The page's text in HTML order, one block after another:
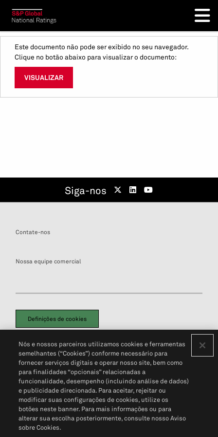
Este documento não pode ser exibido no seu navegador.
Clique no botão abaixo para visualizar o documento:
VISUALIZAR
Siga-nos
Contate-nos
Nossa equipe comercial
Definições de cookies
Política de PrivacidadePortal de privacidade do cliente (em inglês)
Não Venda Minhas Informações Pessoais© 2026 S&P Global
Nós e nossos parceiros utilizamos cookies e ferramentas
semelhantes (“Cookies”) conforme necessário para
fornecer serviços digitais e operar nosso site, bem como
para finalidades “opcionais” relacionadas a
funcionalidade, desempenho (incluindo análise de dados)
e publicidade direcionada. Para aceitar, rejeitar ou
modificar suas configurações de cookies, utilize os
botões neste banner. Para mais informações ou para
alterar sua escolha posteriormente, consulte nosso Aviso
sobre Cookies.